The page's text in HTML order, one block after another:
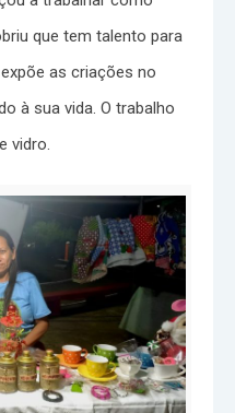
que tem talento para
as criações no
à sua vida. O trabalho
vidro.